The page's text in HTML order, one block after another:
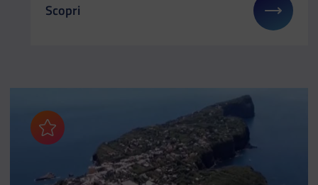
Il link ti porterà ad avere maggiori dettagli su:
Scopri
Aggiungi ai preferiti